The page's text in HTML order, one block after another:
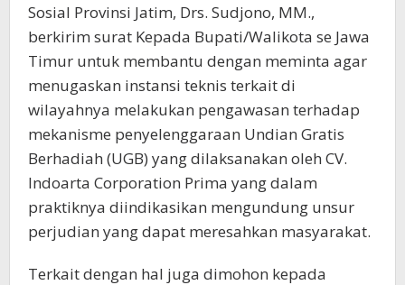
Sosial Provinsi Jatim, Drs. Sudjono, MM.,
berkirim surat Kepada Bupati/Walikota se Jawa
Timur untuk membantu dengan meminta agar
menugaskan instansi teknis terkait di
wilayahnya melakukan pengawasan terhadap
mekanisme penyelenggaraan Undian Gratis
Berhadiah (UGB) yang dilaksanakan oleh CV.
Indoarta Corporation Prima yang dalam
praktiknya diindikasikan mengundung unsur
perjudian yang dapat meresahkan masyarakat.
Terkait dengan hal juga dimohon kepada